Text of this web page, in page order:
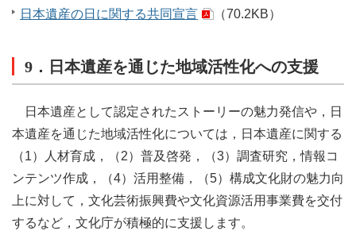
日本遺産の日に関する共同宣言
（70.2KB）
9．日本遺産を通じた地域活性化への支援
日本遺産として認定されたストーリーの魅力発信や，日
本遺産を通じた地域活性化については，日本遺産に関する
（1）人材育成，（2）普及啓発，（3）調査研究，情報コ
ンテンツ作成，（4）活用整備，（5）構成文化財の魅力向
上に対して，文化芸術振興費や文化資源活用事業費を交付
するなど，文化庁が積極的に支援します。